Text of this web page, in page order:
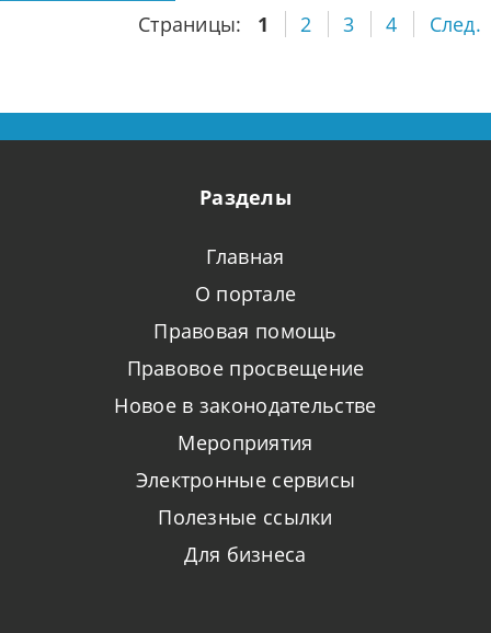
Страницы: 1 2 3 4 След.
Разделы
Главная
О портале
Правовая помощь
Правовое просвещение
Новое в законодательстве
Мероприятия
Электронные сервисы
Полезные ссылки
Для бизнеса